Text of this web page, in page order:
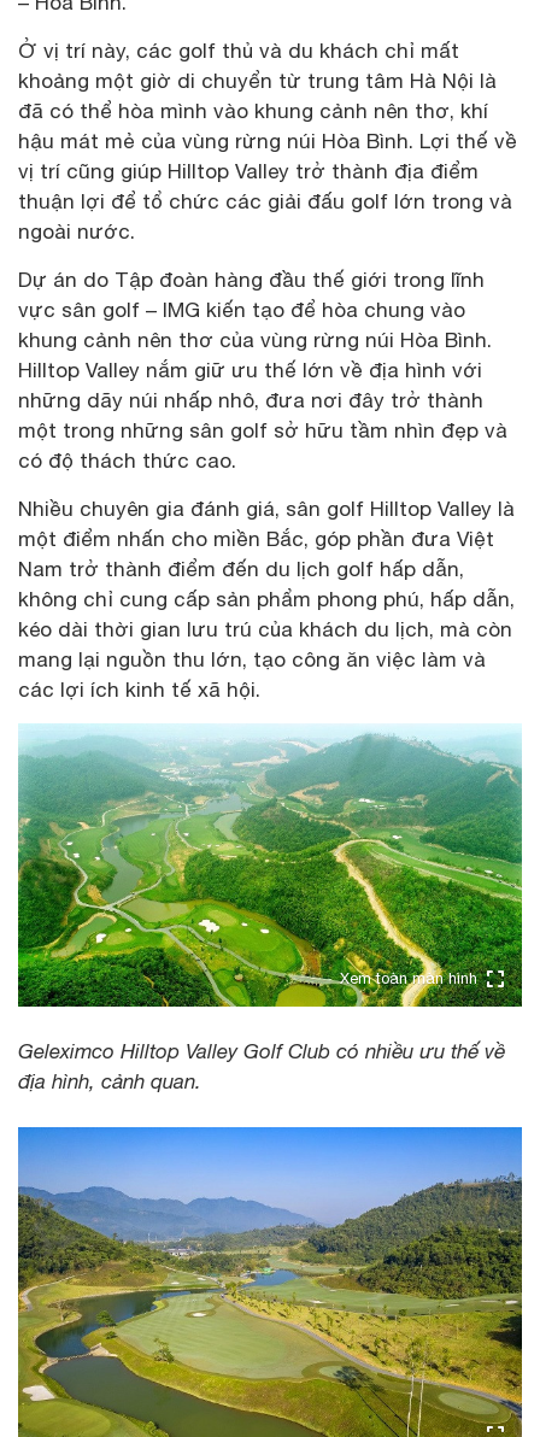
Ở vị trí này, các golf thủ và du khách chỉ mất
khoảng một giờ di chuyển từ trung tâm Hà Nội là
đã có thể hòa mình vào khung cảnh nên thơ, khí
hậu mát mẻ của vùng rừng núi Hòa Bình. Lợi thế về
vị trí cũng giúp Hilltop Valley trở thành địa điểm
thuận lợi để tổ chức các giải đấu golf lớn trong và
ngoài nước.
Dự án do Tập đoàn hàng đầu thế giới trong lĩnh
vực sân golf – IMG kiến tạo để hòa chung vào
khung cảnh nên thơ của vùng rừng núi Hòa Bình.
Hilltop Valley nắm giữ ưu thế lớn về địa hình với
những dãy núi nhấp nhô, đưa nơi đây trở thành
một trong những sân golf sở hữu tầm nhìn đẹp và
có độ thách thức cao.
Nhiều chuyên gia đánh giá, sân golf Hilltop Valley là
một điểm nhấn cho miền Bắc, góp phần đưa Việt
Nam trở thành điểm đến du lịch golf hấp dẫn,
không chỉ cung cấp sản phẩm phong phú, hấp dẫn,
kéo dài thời gian lưu trú của khách du lịch, mà còn
mang lại nguồn thu lớn, tạo công ăn việc làm và
các lợi ích kinh tế xã hội.
Xem toàn màn hình
Geleximco Hilltop Valley Golf Club có nhiều ưu thế về
địa hình, cảnh quan.